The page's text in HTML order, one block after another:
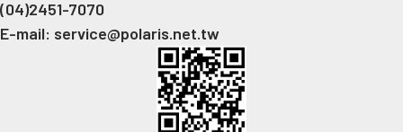
(04)2451-7070
E-mail: service@polaris.net.tw